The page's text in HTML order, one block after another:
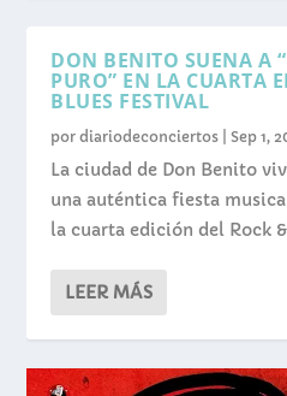
DON BENITO SUENA A
PURO” EN LA CUARTA
BLUES FESTIVAL
pordiariodeconciertos |Sep 1,
La ciudad de Don Benito
una auténtica fiesta
la cuarta edición del Rock
LEER MÁS